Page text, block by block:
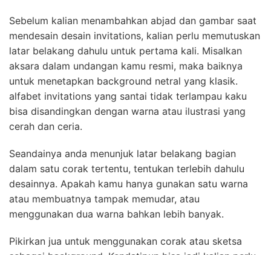
Sebelum kalian menambahkan abjad dan gambar saat
mendesain desain invitations, kalian perlu memutuskan
latar belakang dahulu untuk pertama kali. Misalkan
aksara dalam undangan kamu resmi, maka baiknya
untuk menetapkan background netral yang klasik.
alfabet invitations yang santai tidak terlampau kaku
bisa disandingkan dengan warna atau ilustrasi yang
cerah dan ceria.
Seandainya anda menunjuk latar belakang bagian
dalam satu corak tertentu, tentukan terlebih dahulu
desainnya. Apakah kamu hanya gunakan satu warna
atau membuatnya tampak memudar, atau
menggunakan dua warna bahkan lebih banyak.
Pikirkan jua untuk menggunakan corak atau sketsa